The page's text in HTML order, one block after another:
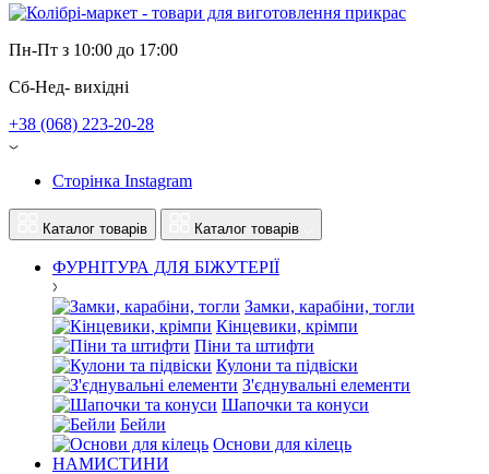
Пн-Пт з 10:00 до 17:00
Сб-Нед- вихідні
+38 (068) 223-20-28
Сторінка Instagram
Каталог товарів Каталог товарів
ФУРНІТУРА ДЛЯ БІЖУТЕРІЇ
Замки, карабіни, тогли
Кінцевики, крімпи
Піни та штифти
Кулони та підвіски
З'єднувальні елементи
Шапочки та конуси
Бейли
Основи для кілець
НАМИСТИНИ